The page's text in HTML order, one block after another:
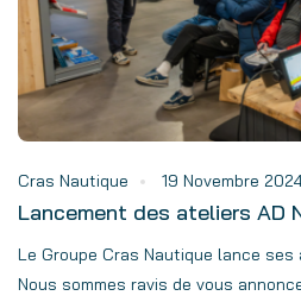
Cras Nautique 19 Novembre
Lancement des ateliers AD
Le Groupe Cras Nautique lance
Nous sommes ravis de vous